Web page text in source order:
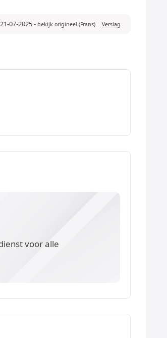
07-2025- bekijk origineel (Frans) Verslag
voor alle